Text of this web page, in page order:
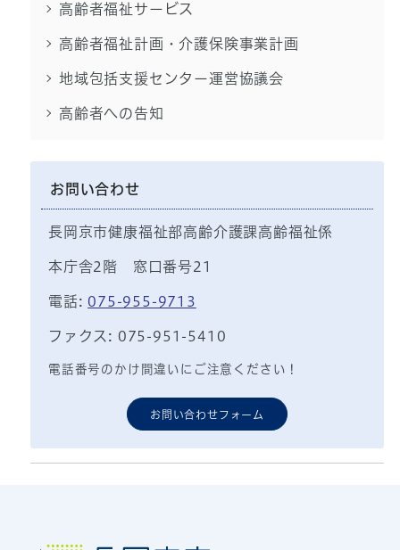
高齢者福祉サービス
高齢者福祉計画・介護保険事業計画
地域包括支援センター運営協議会
高齢者への告知
お問い合わせ
長岡京市健康福祉部高齢介護課高齢福祉係
本庁舎2階 窓口番号21
電話: 075-955-9713
ファクス: 075-951-5410
電話番号のかけ間違いにご注意ください！
お問い合わせフォーム